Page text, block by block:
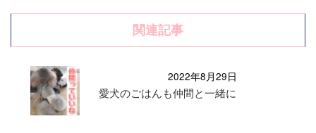
関連記事
2022年8月29日
愛犬のごはんも仲間と一緒に